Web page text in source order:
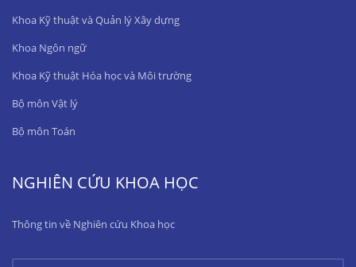
Khoa Kỹ thuật và Quản lý Xây dựng
Khoa Ngôn ngữ
Khoa Kỹ thuật Hóa học và Môi trường
Bộ môn Vật lý
Bộ môn Toán
NGHIÊN CỨU KHOA HỌC
Thông tin về Nghiên cứu Khoa học